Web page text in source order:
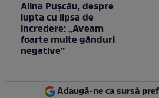
Alina Pușcău, despre
lupta cu lipsa de
încredere: „Aveam
foarte multe gânduri
negative”
Adaugă-ne ca sursă